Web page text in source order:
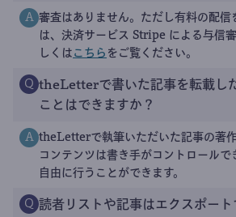
A 審査はありません。ただし有料の配信
は、決済サービス Stripe による与信
しくは こちら をご覧ください。
Q theLetterで書いた記事を転載し
ことはできますか？
A theLetterで執筆いただいた記事の著作
コンテンツは書き手がコントロールで
自由に行うことができます。
Q 読者リストや記事はエクスポート